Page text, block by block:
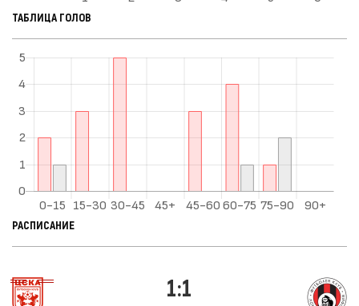
ТАБЛИЦА ГОЛОВ
РАСПИСАНИЕ
1:1